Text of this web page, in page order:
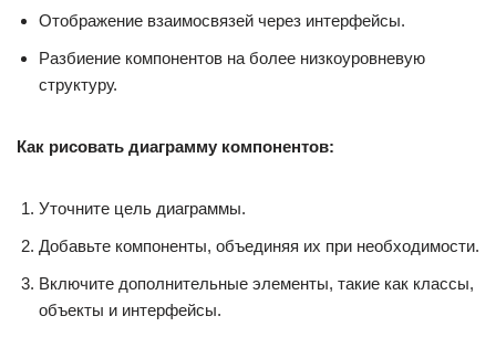
Отображение взаимосвязей через интерфейсы.
Разбиение компонентов на более низкоуровневую
структуру.
Как рисовать диаграмму компонентов:
Уточните цель диаграммы.
Добавьте компоненты, объединяя их при необходимости.
Включите дополнительные элементы, такие как классы,
объекты и интерфейсы.